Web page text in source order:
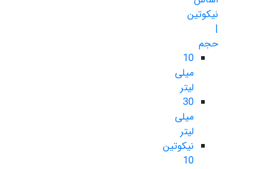
نیکوتین
|
حجم
10
میلی
لیتر
30
میلی
لیتر
نیکوتین
10